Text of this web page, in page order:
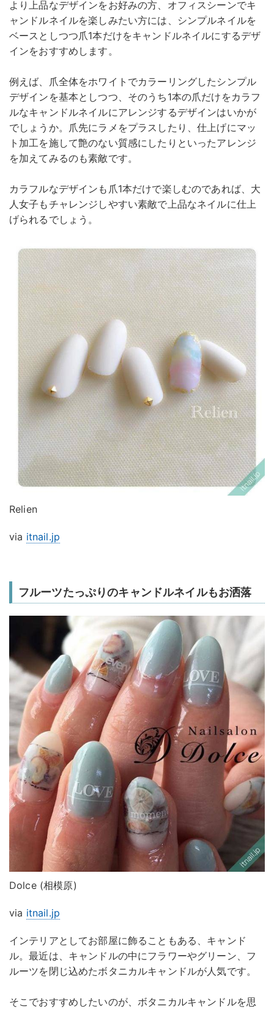
より上品なデザインをお好みの方、オフィスシーンでキ
ャンドルネイルを楽しみたい方には、シンプルネイルを
ベースとしつつ爪1本だけをキャンドルネイルにするデザ
インをおすすめします。
例えば、爪全体をホワイトでカラーリングしたシンプル
デザインを基本としつつ、そのうち1本の爪だけをカラフ
ルなキャンドルネイルにアレンジするデザインはいかが
でしょうか。爪先にラメをプラスしたり、仕上げにマッ
ト加工を施して艶のない質感にしたりといったアレンジ
を加えてみるのも素敵です。
カラフルなデザインも爪1本だけで楽しむのであれば、大
人女子もチャレンジしやすい素敵で上品なネイルに仕上
げられるでしょう。
Relien
via itnail.jp
フルーツたっぷりのキャンドルネイルもお洒落
Dolce (相模原)
via itnail.jp
インテリアとしてお部屋に飾ることもある、キャンド
ル。最近は、キャンドルの中にフラワーやグリーン、フ
ルーツを閉じ込めたボタニカルキャンドルが人気です。
そこでおすすめしたいのが、ボタニカルキャンドルを思